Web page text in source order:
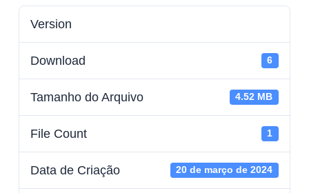
Version
Download 6
Tamanho do Arquivo 4.52 MB
File Count 1
Data de Criação 20 de março de 2024